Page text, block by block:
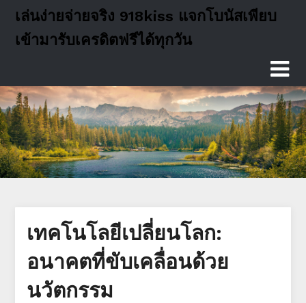
content
เล่นง่ายจ่ายจริง 918kiss แจกโบนัสเพียบ
เข้ามารับเครดิตฟรีได้ทุกวัน
เทคโนโลยีเปลี่ยนโลก:
อนาคตที่ขับเคลื่อนด้วย
นวัตกรรม